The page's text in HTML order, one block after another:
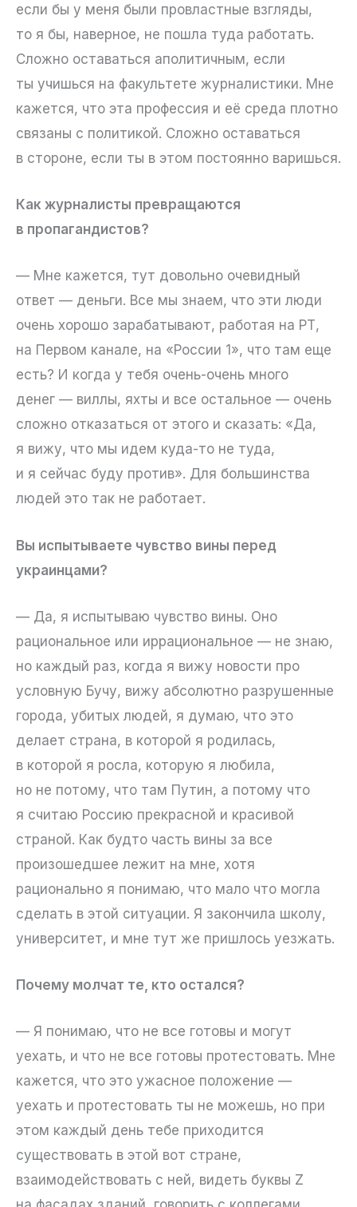
если бы у меня были провластные взгляды,
то я бы, наверное, не пошла туда работать.
Сложно оставаться аполитичным, если
ты учишься на факультете журналистики. Мне
кажется, что эта профессия и её среда плотно
связаны с политикой. Сложно оставаться
в стороне, если ты в этом постоянно варишься.
Как журналисты превращаются
в пропагандистов?
— Мне кажется, тут довольно очевидный
ответ — деньги. Все мы знаем, что эти люди
очень хорошо зарабатывают, работая на РТ,
на Первом канале, на «России 1», что там еще
есть? И когда у тебя очень-очень много
денег — виллы, яхты и все остальное — очень
сложно отказаться от этого и сказать: «Да,
я вижу, что мы идем куда-то не туда,
и я сейчас буду против». Для большинства
людей это так не работает.
Вы испытываете чувство вины перед
украинцами?
— Да, я испытываю чувство вины. Оно
рациональное или иррациональное — не знаю,
но каждый раз, когда я вижу новости про
условную Бучу, вижу абсолютно разрушенные
города, убитых людей, я думаю, что это
делает страна, в которой я родилась,
в которой я росла, которую я любила,
но не потому, что там Путин, а потому что
я считаю Россию прекрасной и красивой
страной. Как будто часть вины за все
произошедшее лежит на мне, хотя
рационально я понимаю, что мало что могла
сделать в этой ситуации. Я закончила школу,
университет, и мне тут же пришлось уезжать.
Почему молчат те, кто остался?
— Я понимаю, что не все готовы и могут
уехать, и что не все готовы протестовать. Мне
кажется, что это ужасное положение —
уехать и протестовать ты не можешь, но при
этом каждый день тебе приходится
существовать в этой вот стране,
взаимодействовать с ней, видеть буквы Z